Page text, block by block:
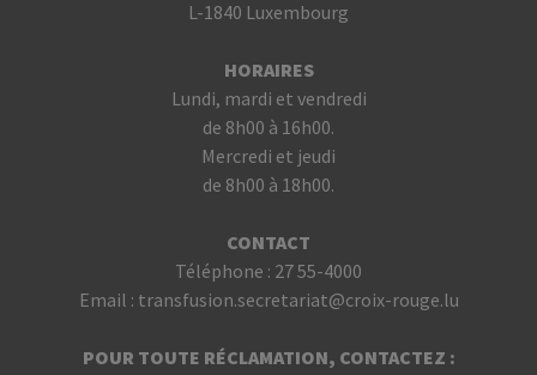
L-1840 Luxembourg
HORAIRES
Lundi, mardi et vendredi
de 8h00 à 16h00.
Mercredi et jeudi
de 8h00 à 18h00.
CONTACT
Téléphone : 27 55-4000
Email : transfusion.secretariat@croix-rouge.lu
POUR TOUTE RÉCLAMATION, CONTACTEZ :